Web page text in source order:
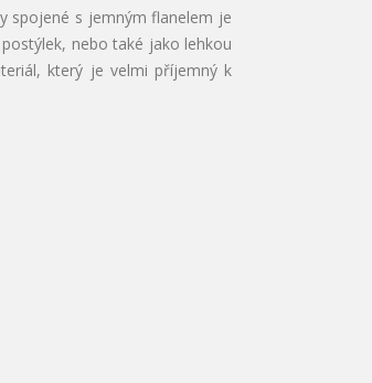
spojené s jemným flanelem je
nebo také jako lehkou
který je velmi příjemný k